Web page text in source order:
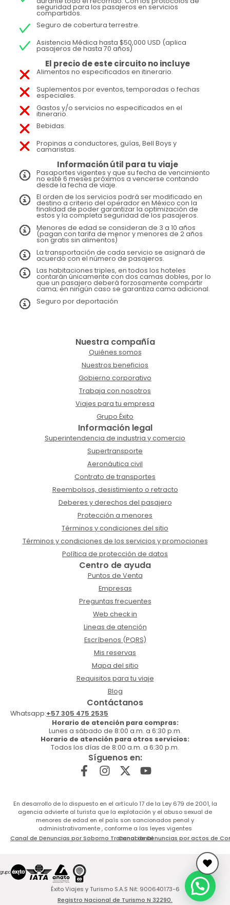
seguridad para los pasajeros en servicios
compartidos.
Seguro de cobertura terrestre.
Asistencia Médica hasta $50,000 USD (aplica
pasajeros de hasta 70 años)
El precio de este circuito no incluye
Alimentos no especificados en itinerario.
Suplementos por eventos, temporadas o fechas
especiales.
Gastos y/o servicios no especificados en el
itinerario.
Bebidas.
Propinas a conductores, guías, Bell Boys y
camaristas.
Información útil para tu viaje
Pasaportes vigentes y que su fecha de vencimiento
no esté 6 meses próximos a vencerse contando
desde la fecha de viaje.
El orden de los servicios podrá ser modificado en
destino a criterio del operador en México con la
finalidad de poder garantizar la optimización de
estos y la completa seguridad de los pasajeros.
Menores de edad se consideran de 3 a 10 años
(pagan con tarifa de menor y menores de 2 años
son gratis sin alimentos)
La transportación de cada servicio se asignará de
acuerdo con el número de pasajeros.
Las habitaciones triples, en todos los hoteles
contarán únicamente con dos camas dobles, por lo
que un pasajero deberá forzosamente compartir
cama; en ningún caso se garantiza cama adicional.
Seguro por deportación
Nuestra compañía
Quiénes somos
Nuestros beneficios
Gobierno corporativo
Trabaja con nosotros
Viajes para tu empresa
Grupo Éxito
Información legal
Superintendencia de industria y comercio
Supertransporte
Aeronáutica civil
Contrato de transportes
Reembolsos, desistimiento o retracto
Deberes y derechos del pasajero
Protección a menores
Términos y condiciones del sitio
Términos y condiciones de los servicios y promociones
Política de protección de datos
Centro de ayuda
Puntos de Venta
Empresas
Preguntas frecuentes
Web check in
Lineas de atención
Escríbenos (PQRS)
Mis reservas
Mapa del sitio
Requisitos para tu viaje
Blog
Contáctanos
Whatsapp:+57 305 475 2535
Horario de atención para compras:
Lunes a sábado de 8:00 a.m. a 6:30 p.m.
Horario de atención para otros servicios:
Todos los días de 8:00 a.m. a 6:30 p.m.
Síguenos en:
En desarrollo de lo dispuesto en el artículo 17 de la Ley 679 de 2001, la
agencia advierte al turista que la explotación y el abuso sexual de
menores de edad en el país son sancionados penal y
administrativamente , conforme a las leyes vigentes
Canal de Denuncias por Soborno TransnacionalCanal de Denuncias por actos de
Éxito Viajes y Turismo S.A.S Nit: 900640173-6
Registro Nacional de Turismo N 32290.